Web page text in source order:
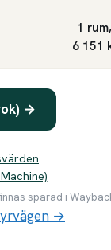
1
6 151
→
sparad i
→